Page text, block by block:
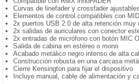
Curvas de linefader y crossfader ajustables
Elementos de control compatibles con MIDI
2x puertos USB 2.0 de alta retención muy
2x salidas de auriculares con conector
2x entradas de micrófono con botón MIC
Salida de cabina en estéreo o mono
Acabado metálico negro intenso de alta
Construcción robusta en una carcasa
Cierre Kensington para fijar el dispositivo
Incluye manual, cable de alimentación y